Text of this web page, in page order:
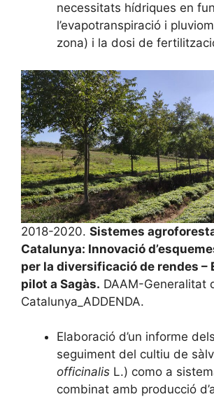
necessitats hídriques en
l’evapotranspiració i
zona) i la dosi de
2018-2020. Sistemes
Catalunya: Innovació
per la diversificació de rendes –
pilot a Sagàs. DAAM-Generalitat
Catalunya_ADDENDA.
Elaboració d’un informe
seguiment del cultiu de
officinalis L.) como a
combinat amb producció